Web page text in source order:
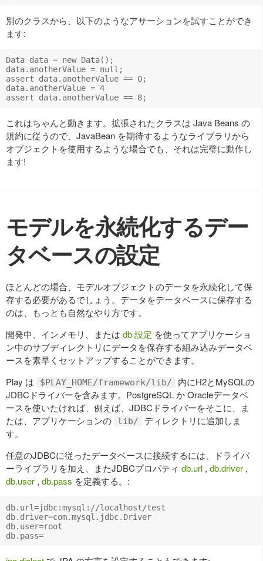
別のクラスから、以下のようなアサーションを試すことができ
ます:
Data data = new Data();
data.anotherValue = null;
assert data.anotherValue == 0;
data.anotherValue = 4
これはちゃんと動きます。拡張されたクラスは Java Beans の
規約に従うので、JavaBean を期待するようなライブラリから
オブジェクトを使用するような場合でも、それは完璧に動作し
ます!
モデルを永続化するデー
タベースの設定
ほとんどの場合、モデルオブジェクトのデータを永続化して保
存する必要があるでしょう。データをデータベースに保存する
のは、もっとも自然なやり方です。
開発中、インメモリ、または db 設定 を使ってアプリケーショ
ン中のサブディレクトリにデータを保存する組み込みデータベ
ースを素早くセットアップすることができます。
Play は
$PLAY_HOME/framework/lib/
内にH2とMySQLの
JDBCドライバーを含みます。PostgreSQL か Oracleデータベ
ースを使いたければ、例えば、JDBCドライバーをそこに、ま
たは、アプリケーションの
lib/
ディレクトリに追加しま
す。
任意のJDBCに従ったデータベースに接続するには、ドライバ
ーライブラリを加え、またJDBCプロパティ db.url , db.driver ,
db.user , db.pass を定義する。:
db.url=jdbc:mysql://localhost/test
db.driver=com.mysql.jdbc.Driver
db.user=root